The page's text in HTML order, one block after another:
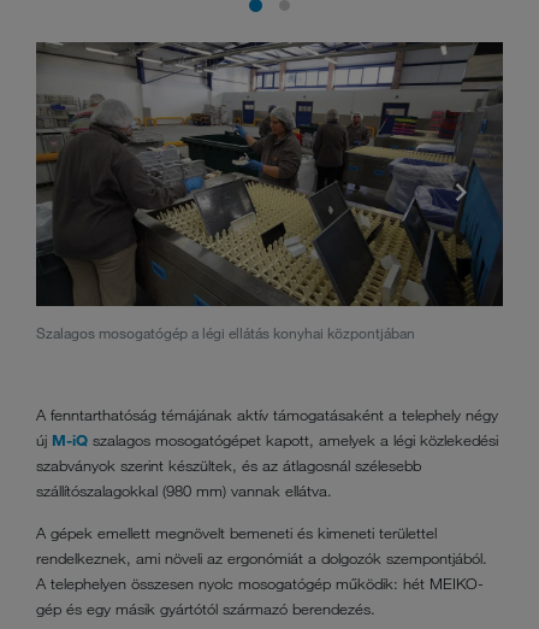
Szalagos mosogatógép a légi ellátás konyhai központjában
A fenntarthatóság témájának aktív támogatásaként a telephely négy
új M-iQ szalagos mosogatógépet kapott, amelyek a légi közlekedési
szabványok szerint készültek, és az átlagosnál szélesebb
szállítószalagokkal (980 mm) vannak ellátva.
A gépek emellett megnövelt bemeneti és kimeneti területtel
rendelkeznek, ami növeli az ergonómiát a dolgozók szempontjából.
A telephelyen összesen nyolc mosogatógép működik: hét MEIKO-
gép és egy másik gyártótól származó berendezés.